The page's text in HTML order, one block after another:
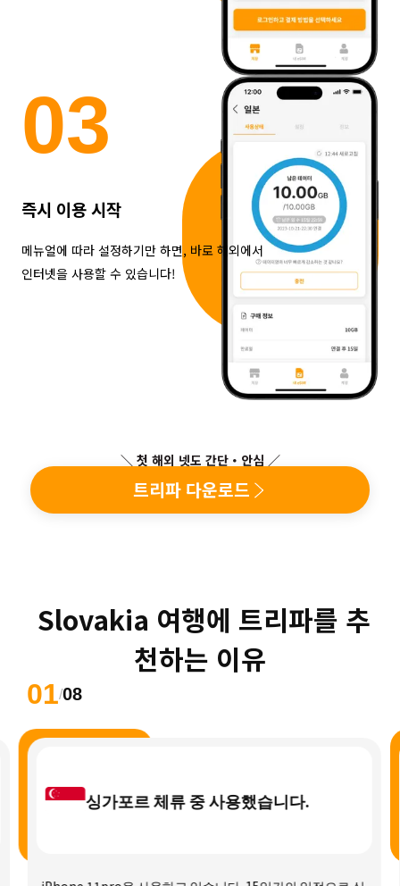
03
즉시 이용 시작
메뉴얼에 따라 설정하기만 하면, 바로 해외에서
인터넷을 사용할 수 있습니다!
＼ 첫 해외 넷도 간단・안심 ／
트리파 다운로드
천하는 이유
01/08
싱가포르 체류 중 사용했습니다.